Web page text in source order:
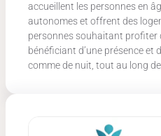
accueillent les personnes en
autonomes et offrent des
personnes souhaitant profiter
bénéficiant d’une présence et
comme de nuit, tout au long de